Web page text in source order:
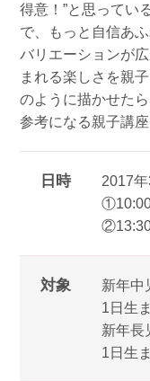
得意！”と思ってい
で、もっと自信あ
バリエーションが
まれる楽しさを親
のように描かせた
参考になる親子講座
日時
2017年
対象
新年中
1日生
新年長
1日生